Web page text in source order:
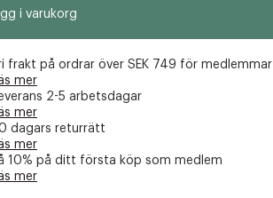
i varukorg
frakt på ordrar över SEK 749 för medlemmar
mer
2-5 arbetsdagar
mer
dagars returrätt
mer
10% på ditt första köp som medlem
mer